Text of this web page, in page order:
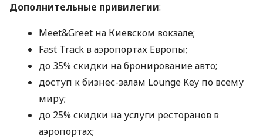
Дополнительные привилегии:
Meet&Greet на Киевском вокзале;
Fast Track в аэропортах Европы;
до 35% скидки на бронирование авто;
доступ к бизнес-залам Lounge Key по всему
миру;
до 25% скидки на услуги ресторанов в
аэропортах;